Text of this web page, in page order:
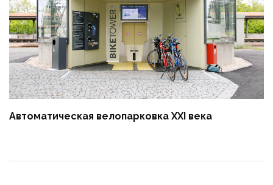
Автоматическая велопарковка XXI века